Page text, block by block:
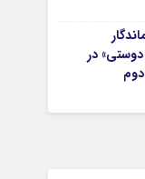
دوستی» در